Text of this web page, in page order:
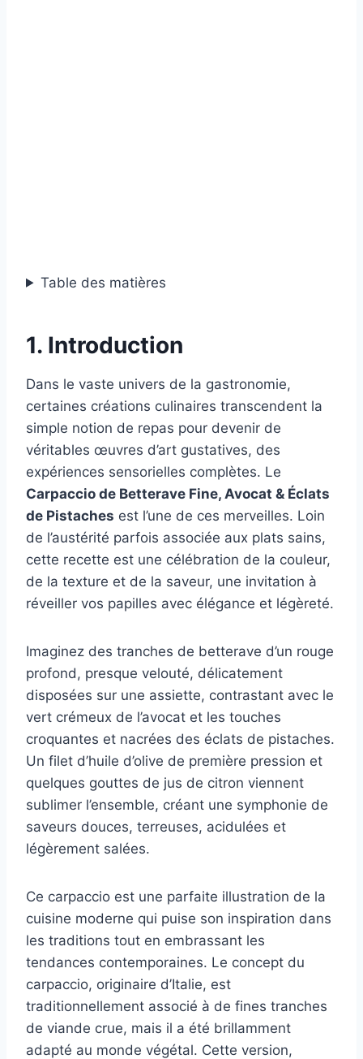
Table des matières
1. Introduction
Dans le vaste univers de la gastronomie,
certaines créations culinaires transcendent la
simple notion de repas pour devenir de
véritables œuvres d’art gustatives, des
expériences sensorielles complètes. Le
Carpaccio de Betterave Fine, Avocat & Éclats
de Pistaches est l’une de ces merveilles. Loin
de l’austérité parfois associée aux plats sains,
cette recette est une célébration de la couleur,
de la texture et de la saveur, une invitation à
réveiller vos papilles avec élégance et légèreté.
Imaginez des tranches de betterave d’un rouge
profond, presque velouté, délicatement
disposées sur une assiette, contrastant avec le
vert crémeux de l’avocat et les touches
croquantes et nacrées des éclats de pistaches.
Un filet d’huile d’olive de première pression et
quelques gouttes de jus de citron viennent
sublimer l’ensemble, créant une symphonie de
saveurs douces, terreuses, acidulées et
légèrement salées.
Ce carpaccio est une parfaite illustration de la
cuisine moderne qui puise son inspiration dans
les traditions tout en embrassant les
tendances contemporaines. Le concept du
carpaccio, originaire d’Italie, est
traditionnellement associé à de fines tranches
de viande crue, mais il a été brillamment
adapté au monde végétal. Cette version,